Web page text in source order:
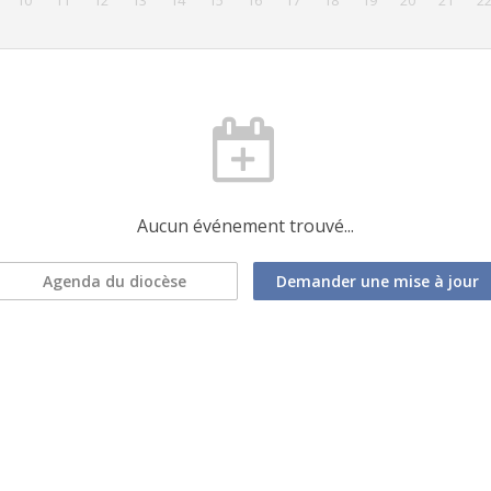
Aucun événement trouvé...
Agenda du diocèse Demander une mise à jour